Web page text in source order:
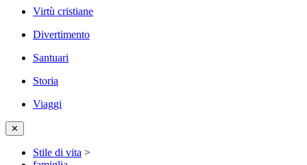
Virtù cristiane
Divertimento
Santuari
Storia
Viaggi
✕
Stile di vita >